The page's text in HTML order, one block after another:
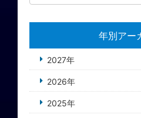
年別アー
2027年
2026年
2025年